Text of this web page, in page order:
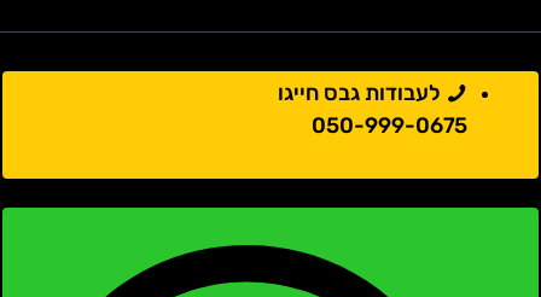
לעבודות גבס חייגו
050-999-0675